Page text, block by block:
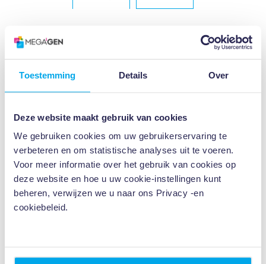
Toestemming Details Over
Deze website maakt gebruik van cookies
We gebruiken cookies om uw gebruikerservaring te
verbeteren en om statistische analyses uit te voeren.
Voor meer informatie over het gebruik van cookies op
deze website en hoe u uw cookie-instellingen kunt
beheren, verwijzen we u naar ons Privacy -en
cookiebeleid.
Log in om prijzen (en voorraadinformatie) te zien >Inloggen
Varianten Specificaties
Varianten